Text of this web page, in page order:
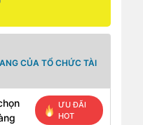
CỦA TỔ CHỨC TÀI
ƯU ĐÃI
HOT